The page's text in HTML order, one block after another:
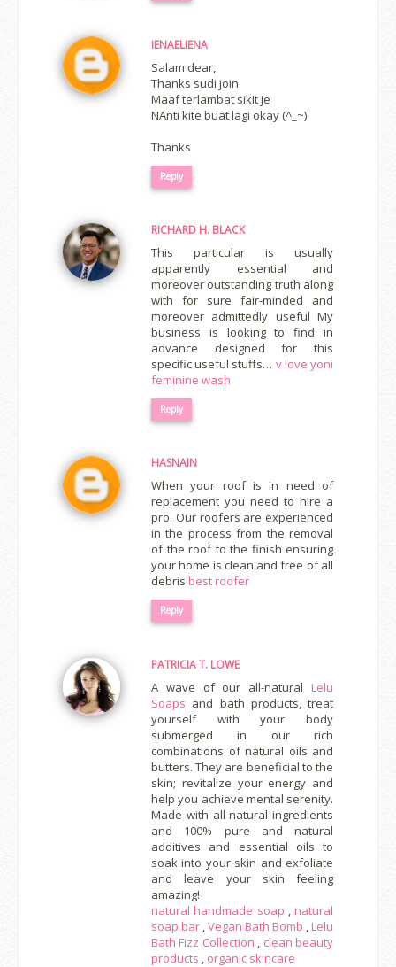
IENAELIENA
Salam dear,
Thanks sudi join.
Maaf terlambat sikit je
NAnti kite buat lagi okay (^_~)
Thanks
Reply
RICHARD H. BLACK
This particular is usually
apparently essential and
moreover outstanding truth along
with for sure fair-minded and
moreover admittedly useful My
business is looking to find in
advance designed for this
specific useful stuffs… v love yoni
feminine wash
Reply
HASNAIN
When your roof is in need of
replacement you need to hire a
pro. Our roofers are experienced
in the process from the removal
of the roof to the finish ensuring
your home is clean and free of all
debris best roofer
Reply
PATRICIA T. LOWE
A wave of our all-natural Lelu
Soaps and bath products, treat
yourself with your body
submerged in our rich
combinations of natural oils and
butters. They are beneficial to the
skin; revitalize your energy and
help you achieve mental serenity.
Made with all natural ingredients
and 100% pure and natural
additives and essential oils to
soak into your skin and exfoliate
and leave your skin feeling
amazing!
natural handmade soap ,natural
soap bar ,Vegan Bath Bomb , Lelu
Bath Fizz Collection , clean beauty
products , organic skincare